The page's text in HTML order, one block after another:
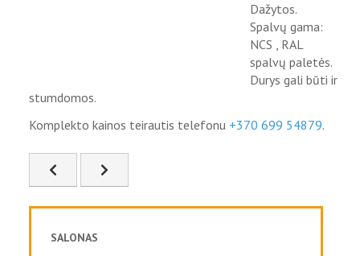
Dažytos.
Spalvų gama:
NCS , RAL
spalvų paletės.
Durys gali būti ir
stumdomos.
Komplekto kainos teirautis telefonu +370 699 54879.
Ankstesnis straipsnis: FSD-20
Kitas straipsnis: FSD-22
SALONAS